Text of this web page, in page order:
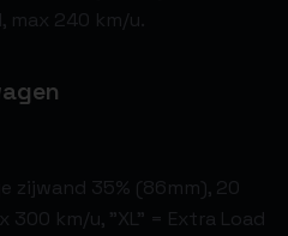
max 240 km/u.
zijwand 35% (86mm), 20
300 km/u, "XL" = Extra Load